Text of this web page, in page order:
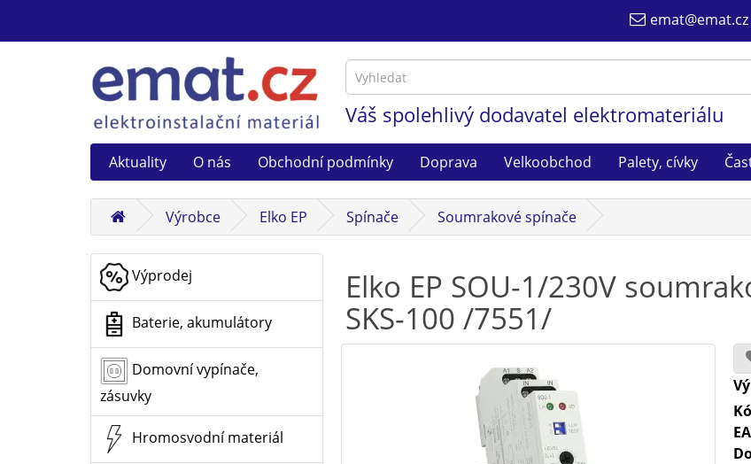
emat@emat.cz
Váš spolehlivý dodavatel elektromateriálu
Aktuality O nás Obchodní podmínky Doprava Velkoobchod Palety, cívky
Výrobce Elko EP Spínače Soumrakové spínače
Výprodej
Baterie, akumulátory
Domovní vypínače,
zásuvky
Hromosvodní materiál
Elko EP SOU-1/230V
SKS-100 /7551/